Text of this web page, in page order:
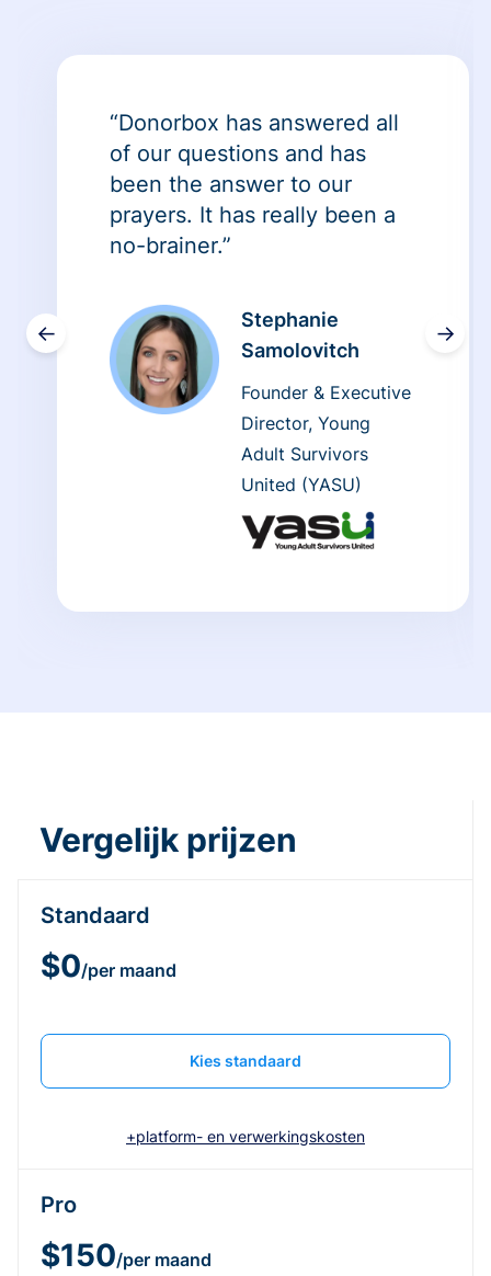
←
“Donorbox has answered all
of our questions and has
been the answer to our
prayers. It has really been a
no-brainer.”
Stephanie
Samolovitch
Founder & Executive
Director, Young
Adult Survivors
United (YASU)
→
Vergelijk prijzen
Standaard
$0/per maand
Kies standaard
+platform- en verwerkingskosten
Pro
$150/per maand